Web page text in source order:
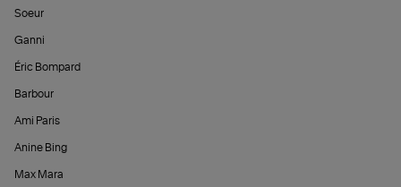
Soeur
Ganni
Éric Bompard
Barbour
Ami Paris
Anine Bing
Max Mara